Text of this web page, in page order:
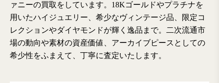
ァニーの買取をしています。18Kゴールドやプラチナを
用いたハイジュエリー、希少なヴィンテージ品、限定コ
レクションやダイヤモンドが輝く逸品まで。二次流通市
場の動向や素材の資産価値、アーカイブピースとしての
希少性をふまえて、丁寧に査定いたします。